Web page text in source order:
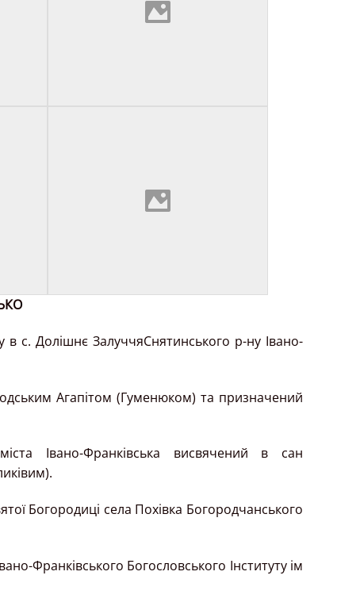
с. Долішнє ЗалуччяСнятинського р-ну Івано-
Агапітом (Гуменюком) та призначений
Івано-Франківська висвячений в сан
Богородиці села Похівка Богородчанського
Франківського Богословського Інституту ім